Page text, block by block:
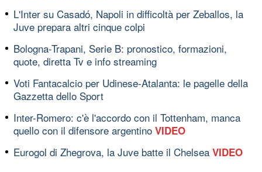
L'Inter su Casadó, Napoli in difficoltà per Zeballos, la
Juve prepara altri cinque colpi
Bologna-Trapani, Serie B: pronostico, formazioni,
quote, diretta Tv e info streaming
Voti Fantacalcio per Udinese-Atalanta: le pagelle della
Gazzetta dello Sport
Inter-Romero: c'è l'accordo con il Tottenham, manca
quello con il difensore argentino VIDEO
Eurogol di Zhegrova, la Juve batte il Chelsea VIDEO